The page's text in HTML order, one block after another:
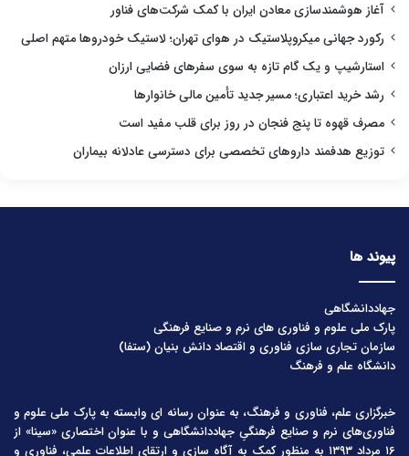
آغاز هوشمندسازی معادن ایران با کمک شرکت‌های فناور
رکورد جهانی میکروپلاستیک در هوای تهران؛ لاستیک خودروها متهم اصلی
استارشیپ و یک گام تازه به سوی سفرهای فضایی ارزان
رشد خرید اعتباری؛ مسیر جدید تأمین مالی خانوارها
مصرف قهوه تا پنج فنجان در روز برای قلب مفید است
توزیع هدفمند داروهای تخصصی برای دسترسی عادلانه بیماران
پیوند ها
جهاددانشگاهی
پارک ملی علوم و فناوری های نرم و صنایع فرهنگی
سازمان تجاری سازی فناوری و اقتصاد دانش بنیان (ستفا)
دانشگاه علم و فرهنگ
خبرگزاری علم، فناوری و فرهنگ، به عنوان رسانه ای وابسته به پارک ملی علوم و
فناوری‌های نرم و صنایع فرهنگیِ جهاددانشگاهی و با عنوان اختصاری «سینا» از
۱۶ مرداد ۱۳۹۳ به منظور کمک به آگاه سازی و ارتقای اطلاعات علمی، فناوری و